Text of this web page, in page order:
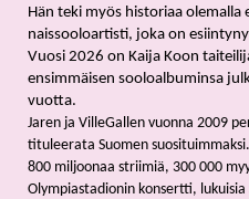
Hän teki myös historiaa
naissooloartisti, joka on
Vuosi 2026 on Kaija Koon
ensimmäisen sooloalbuminsa
vuotta.
Jaren ja VilleGallen vuonna 2009
tituleerata Suomen
800 miljoonaa striimiä, 300 000
Olympiastadionin konsertti,